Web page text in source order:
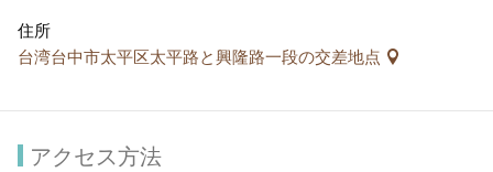
住所
台湾台中市太平区太平路と興隆路一段の交差地点
アクセス方法